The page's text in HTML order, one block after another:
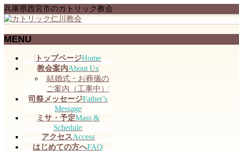
兵庫県西宮市のカトリック教会
MENU
トップページHome
教会案内About Us
結婚式・お葬儀の
ご案内（工事中）
司祭メッセージFather’s
Message
ミサ・予定Mass &
Schedule
アクセスAccess
はじめての方へFAQ